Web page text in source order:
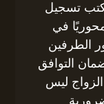
تسجيل
في
الطرفين
التوافق
الزواج ليس